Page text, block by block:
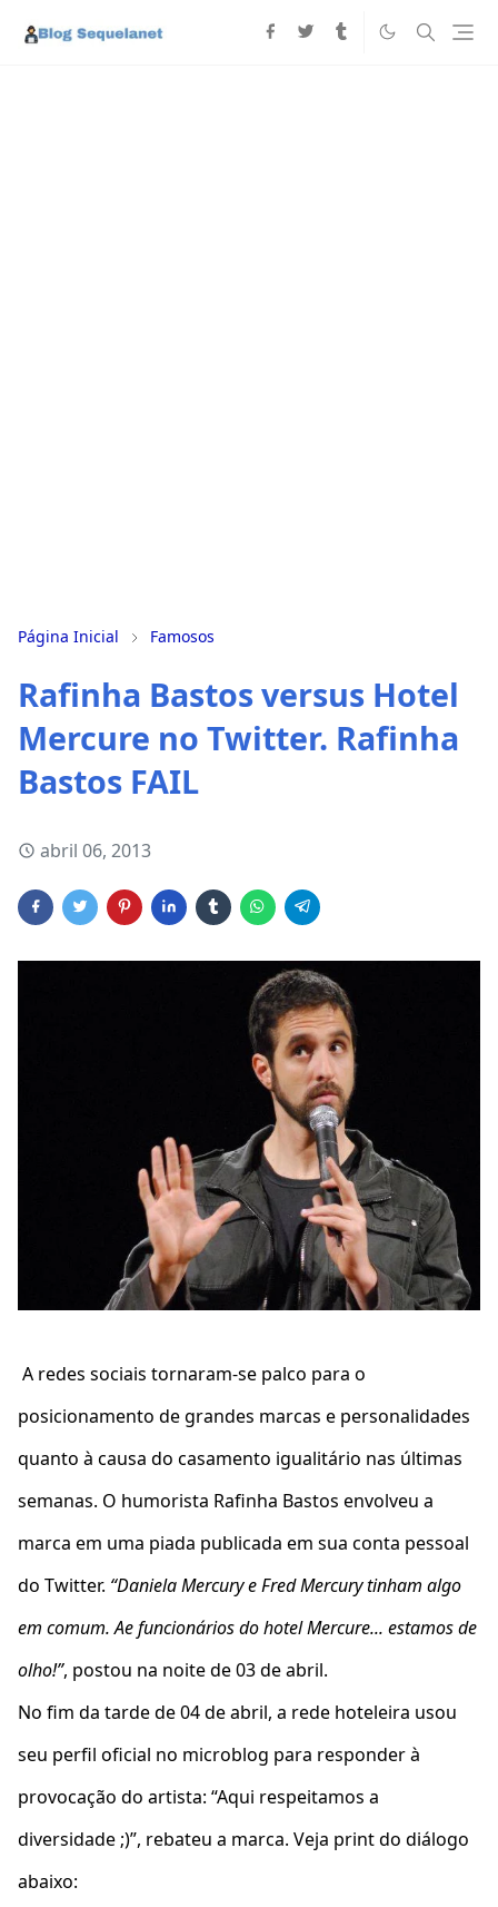
Página Inicial Famosos
Rafinha Bastos versus Hotel
Mercure no Twitter. Rafinha
Bastos FAIL
abril 06, 2013
A redes sociais tornaram-se palco para o
posicionamento de grandes marcas e personalidades
quanto à causa do casamento igualitário nas últimas
semanas. O humorista Rafinha Bastos envolveu a
marca em uma piada publicada em sua conta pessoal
do Twitter. “Daniela Mercury e Fred Mercury tinham algo
em comum. Ae funcionários do hotel Mercure... estamos de
olho!”, postou na noite de 03 de abril.
No fim da tarde de 04 de abril, a rede hoteleira usou
seu perfil oficial no microblog para responder à
provocação do artista: “Aqui respeitamos a
diversidade ;)”, rebateu a marca. Veja print do diálogo
abaixo: